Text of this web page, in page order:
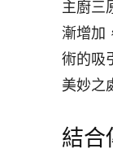
主廚三
漸增加
術的吸
美妙之
結合